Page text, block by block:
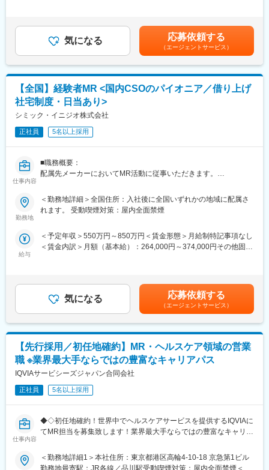
ラスの借り上げ社宅制度や単身赴任のサポート制度を導入し、そ
の利用率も高水準となっています。
■社内認定資格制度
製薬企業での開発パイプラインの変化にともない、当社において
はオンコロジーをはじめスペシャリティ領域のプロジェクトが増
加しています。またスペシャリティ領域については社員の関心も
高く、これに応えるべく専門性の高い人財を育成するための社内
認定資格制度を設けています。現在はオンコロジー分野で「血液
■年齢も経験も多様な人財が活躍
シミック・イニジオはほぼ全員が中途採用です。それぞれ異なる
バックグラウンドを持ち、その経験を活かして活動しています。
社員の年齢分布も幅広く、20代～60代まで在籍しています。社員
の経験の多様性は、変革期にある製薬業界にあって、私たちの事
業を支える重要な要素です。
■人財育成への積極投資
シミック・イニジオにとってサービス品質の源泉となるのは人財
資を行っています。自己成長意欲を尊重し、業務直結の研修だけ
でなく、変化する時代に対応するビジネススキル習得も含め階層
行っています。
できる制度があります。社員と社員のご家族が安心し、仕事もプ
ライベートも充実して活躍できるよう、福利厚生制度を整備して
ラスの借り上げ社宅制度や単身赴任のサポート制度を導入し、そ
の利用率も高水準となっています。
■社内認定資格制度
製薬企業での開発パイプラインの変化にともない、当社において
はオンコロジーをはじめスペシャリティ領域のプロジェクトが増
加しています。またスペシャリティ領域については社員の関心も
高く、これに応えるべく専門性の高い人財を育成するための社内
認定資格制度を設けています。現在はオンコロジー分野で「血液
を全額支給 ■賞与年2回（昨年度実績4.2ヶ月）、報酬改定年1回■
全国勤務が可能な方は、初回給与時に30万円の一時金を支給賃金
はあくまでも目安の金額であり、選考を通じて上下する可能性が
あります。月給(月額)は固定手当を含めた表記です。
気になる 応募依頼する
（エージェントサービス）
【全国】経験者MR <国内CSOのパイオニア／借り上げ
社宅制度・日当あり>
シミック・イニジオ株式会社
正社員 5名以上採用
仕事内容
■職務概要：
配属先メーカーにおいてMR活動に従事いただきます。
■新薬プロジェクト95％超／常時60以上のプロジェクトが稼働
プロジェクトの数やバリエーションはキャリア形成に直結するた
業規模、製品領域などのバランスを考慮しながら、常時60以上の
プロジェクトが稼働しています。
■年齢も経験も多様な人財が活躍
シミック・イニジオはほぼ全員が中途採用です。それぞれ異なる
バックグラウンドを持ち、その経験を活かして活動しています。
社員の年齢分布も幅広く、20代～60代まで在籍しています。社員
の経験の多様性は、変革期にある製薬業界にあって、私たちの事
業を支える重要な要素です。
■人財育成への積極投資
シミック・イニジオにとってサービス品質の源泉となるのは人財
資を行っています。自己成長意欲を尊重し、業務直結の研修だけ
でなく、変化する時代に対応するビジネススキル習得も含め階層
行っています。
勤務地
＜勤務地詳細＞全国住所：入社後に全国いずれかの地域に配属さ
れます。 受動喫煙対策：屋内全面禁煙
給与
＜予定年収＞550万円～850万円＜賃金形態＞月給制特記事項なし
＜賃金内訳＞月額（基本給）：264,000円～374,000円その他固定
を全額支給 ■賞与年2回（昨年度実績4.2ヶ月）、報酬改定年1回■
全国勤務が可能な方は、初回給与時に30万円の一時金を支給賃金
はあくまでも目安の金額であり、選考を通じて上下する可能性が
あります。月給(月額)は固定手当を含めた表記です。
気になる 応募依頼する
（エージェントサービス）
【先行採用／初任地確約】MR・ヘルスケア領域の営業
職 ※業界最大手ならではの豊富なキャリアパス
IQVIAサービシーズジャパン合同会社
正社員 5名以上採用
仕事内容
◆◇初任地確約！世界中でヘルスケアサービスを提供するIQVIAに
てMR担当を募集致します！業界最大手ならではの豊富なキャリア
■具体的な業務詳細
＜勤務地詳細1＞本社住所：東京都港区高輪4-10-18 京急第1ビル
勤務地最寄駅：JR各線／品川駅受動喫煙対策：屋内全面禁煙＜勤